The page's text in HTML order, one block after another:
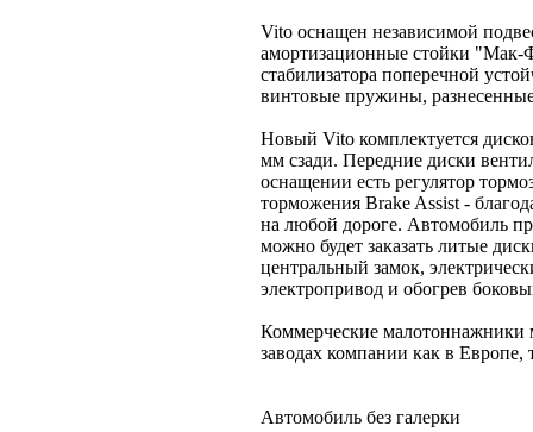
Vito оснащен независимой
амортизационные стойки "Мак-
стабилизатора поперечной
винтовые пружины,
Новый Vito комплектуется
мм сзади. Передние диски
оснащении есть регулятор
торможения Brake Assist -
на любой дороге. Автомобиль
можно будет заказать литые
центральный замок,
электропривод и обогрев
Коммерческие малотоннажники
заводах компании как в Европе,
Автомобиль без галерки